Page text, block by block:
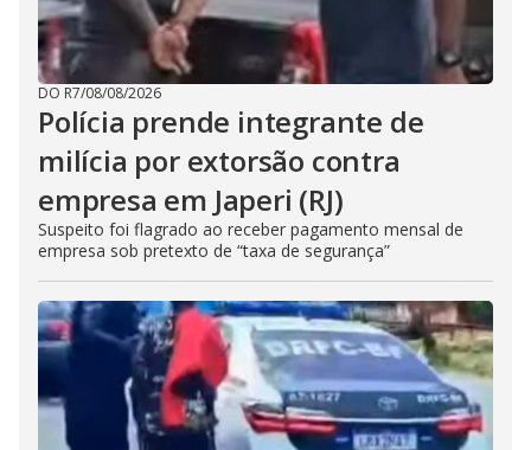
DO R7/08/08/2026
Polícia prende integrante de
milícia por extorsão contra
empresa em Japeri (RJ)
Suspeito foi flagrado ao receber pagamento mensal de
empresa sob pretexto de “taxa de segurança”